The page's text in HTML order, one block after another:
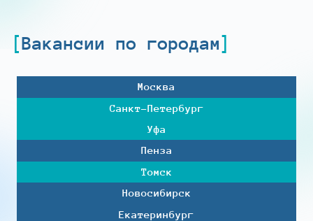
Вакансии по городам
Москва
Санкт-Петербург
Уфа
Пенза
Томск
Новосибирск
Екатеринбург